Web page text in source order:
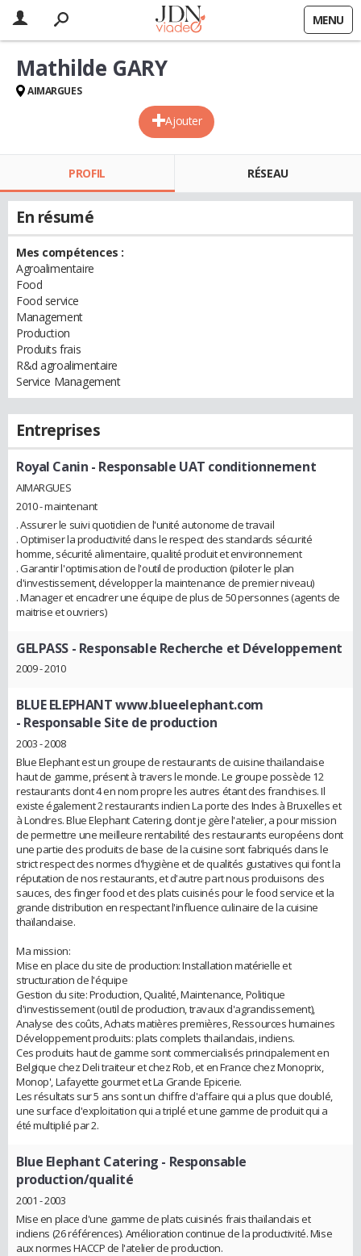
MENU
Ajouter
Mathilde GARY
AIMARGUES
PROFIL RÉSEAU
En résumé
Mes compétences :
Agroalimentaire
Food
Food service
Management
Production
Produits frais
R&d agroalimentaire
Service Management
Entreprises
Royal Canin - Responsable UAT conditionnement
AIMARGUES
2010 - maintenant
. Assurer le suivi quotidien de l'unité autonome de travail
. Optimiser la productivité dans le respect des standards sécurité
homme, sécurité alimentaire, qualité produit et environnement
. Garantir l'optimisation de l'outil de production (piloter le plan
d'investissement, développer la maintenance de premier niveau)
. Manager et encadrer une équipe de plus de 50 personnes (agents de
maitrise et ouvriers)
GELPASS - Responsable Recherche et Développement
2009 - 2010
BLUE ELEPHANT www.blueelephant.com
- Responsable Site de production
2003 - 2008
Blue Elephant est un groupe de restaurants de cuisine thaïlandaise
haut de gamme, présent à travers le monde. Le groupe possède 12
restaurants dont 4 en nom propre les autres étant des franchises. Il
existe également 2 restaurants indien La porte des Indes à Bruxelles et
à Londres. Blue Elephant Catering, dont je gère l'atelier, a pour mission
de permettre une meilleure rentabilité des restaurants européens dont
une partie des produits de base de la cuisine sont fabriqués dans le
strict respect des normes d'hygiène et de qualités gustatives qui font la
réputation de nos restaurants, et d'autre part nous produisons des
sauces, des finger food et des plats cuisinés pour le food service et la
grande distribution en respectant l'influence culinaire de la cuisine
thaïlandaise.
Ma mission:
Mise en place du site de production: Installation matérielle et
structuration de l'équipe
Gestion du site: Production, Qualité, Maintenance, Politique
d'investissement (outil de production, travaux d'agrandissement),
Analyse des coûts, Achats matières premières, Ressources humaines
Développement produits: plats complets thailandais, indiens.
Ces produits haut de gamme sont commercialisés principalement en
Belgique chez Deli traiteur et chez Rob, et en France chez Monoprix,
Monop', Lafayette gourmet et La Grande Epicerie.
Les résultats sur 5 ans sont un chiffre d'affaire qui a plus que doublé,
une surface d'exploitation qui a triplé et une gamme de produit qui a
été multiplié par 2.
Blue Elephant Catering - Responsable
production/qualité
2001 - 2003
Mise en place d'une gamme de plats cuisinés frais thaïlandais et
indiens (26 références). Amélioration continue de la productivité. Mise
aux normes HACCP de l'atelier de production.